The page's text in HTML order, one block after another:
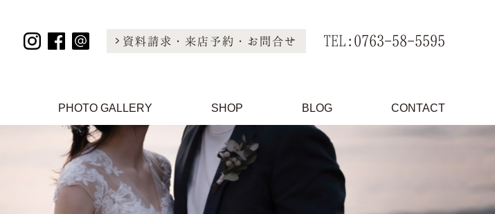
資料請求・来店予約・お問合せ TEL: 0763-58-5595
PHOTO GALLERY SHOP BLOG CONTACT